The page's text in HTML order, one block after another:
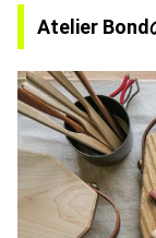
Atelier Bond